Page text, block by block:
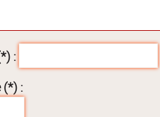
:
(*) :